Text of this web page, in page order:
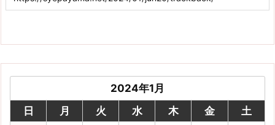
2024年1月
日
月 火 水 木 金
土